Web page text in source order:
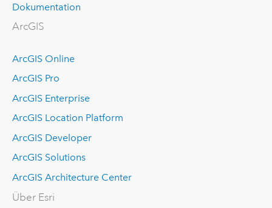
Dokumentation
ArcGIS
ArcGIS Online
ArcGIS Pro
ArcGIS Enterprise
ArcGIS Location Platform
ArcGIS Developer
ArcGIS Solutions
ArcGIS Architecture Center
Über Esri